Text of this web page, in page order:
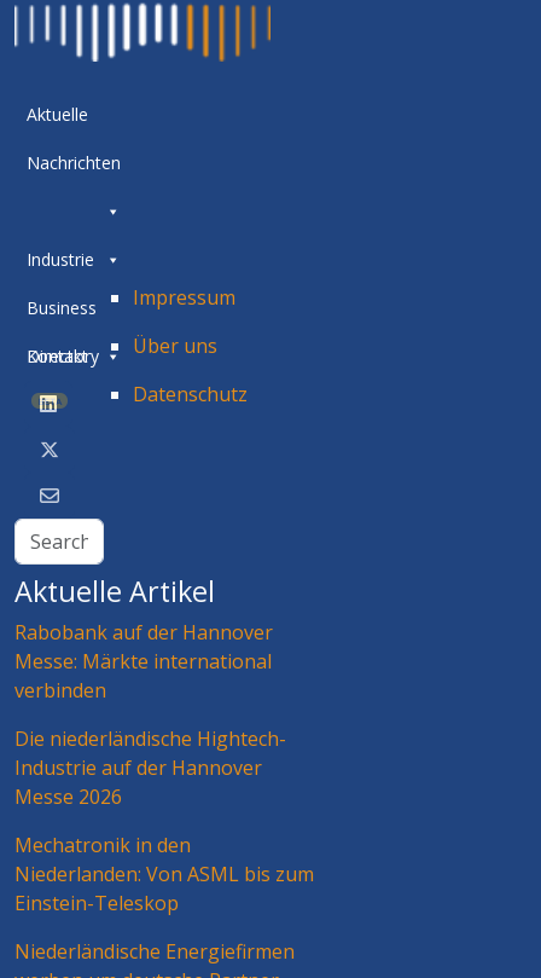
Aktuelle
Nachrichten
Industrie
Business
Directory
BETA
Kontakt
Impressum
Über uns
Datenschutz
Aktuelle Artikel
Rabobank auf der Hannover
Messe: Märkte international
verbinden
Die niederländische Hightech-
Industrie auf der Hannover
Messe 2026
Mechatronik in den
Niederlanden: Von ASML bis zum
Einstein-Teleskop
Niederländische Energiefirmen